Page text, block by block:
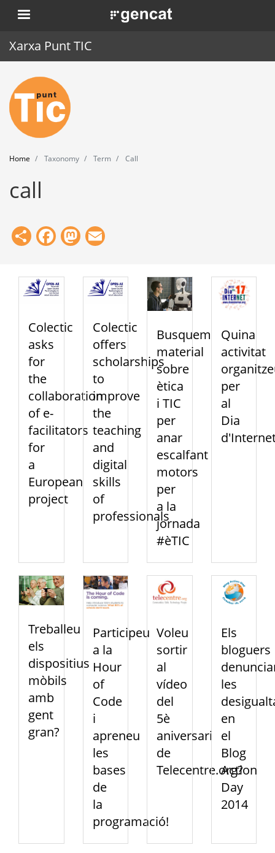
Skip
to
. Obre en una nova finestra.
Xarxa Punt TIC
Home
Punt TIC
News
Events
Training
Tools
Home Taxonomy Term Call
call
ShareFacebook
Mastodon
Colectic
asks
for
the
collaboration
of e-
facilitators
for
a
European
project
Colectic
offers
scholarships
to
improve
the
teaching
and
digital
skills
of
professionals
Busquem
material
sobre
ètica
i TIC
per
anar
escalfant
motors
per
a la
jornada
#èTIC
Quina
activitat
per
al
Dia
Treballeu
els
dispositius
mòbils
amb
gent
gran?
Participeu
a la
Hour
of
Code
i
apreneu
les
bases
de
la
programació!
Voleu
sortir
al
vídeo
del
5è
aniversari
de
Telecentre.org?
Els
bloguers
les
en
el
Blog
Action
Day
2014